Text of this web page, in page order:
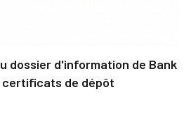
dossier d'information de Bank
de dépôt